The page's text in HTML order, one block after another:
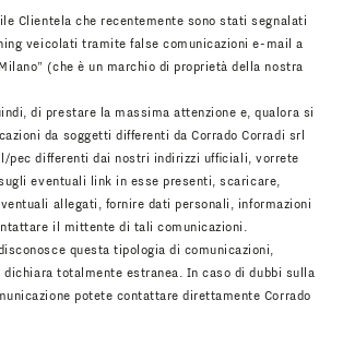
Clientela che recentemente sono stati segnalati
veicolati tramite false comunicazioni e-mail a
(che è un marchio di proprietà della nostra
di prestare la massima attenzione e, qualora si
da soggetti differenti da Corrado Corradi srl
pec differenti dai nostri indirizzi ufficiali, vorrete
eventuali link in esse presenti, scaricare,
allegati, fornire dati personali, informazioni
il mittente di tali comunicazioni.
questa tipologia di comunicazioni,
totalmente estranea. In caso di dubbi sulla
potete contattare direttamente Corrado